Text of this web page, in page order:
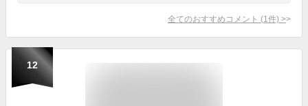
全てのおすすめコメント (1 件) >
12